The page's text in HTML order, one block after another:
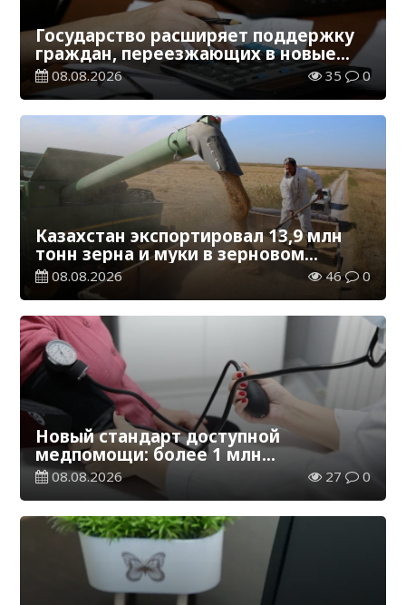
Государство расширяет поддержку
граждан, переезжающих в новые
регионы для работы
08.08.2026 35 0
Казахстан экспортировал 13,9 млн
тонн зерна и муки в зерновом
эквиваленте
08.08.2026 46 0
Новый стандарт доступной
медпомощи: более 1 млн
казахстанцев получили
телемедицинские услуги
08.08.2026 27 0